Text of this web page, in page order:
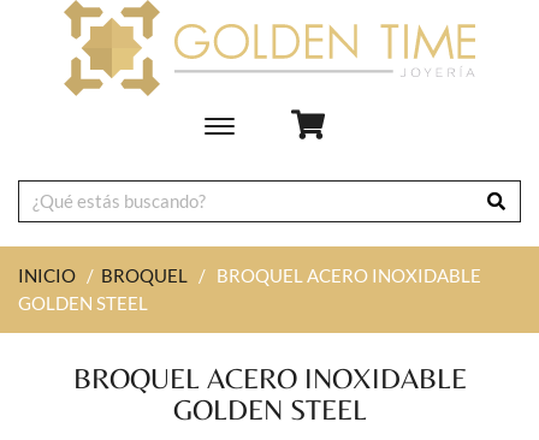
Toggle
navigation
INICIO / BROQUEL / BROQUEL ACERO INOXIDABLE
GOLDEN STEEL
BROQUEL ACERO INOXIDABLE
GOLDEN STEEL